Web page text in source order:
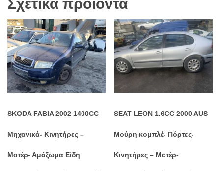
Σχετικά προϊόντα
SKODA FABIA 2002 1400CC
Μηχανικά- Κινητήρες –
Μοτέρ- Αμάξωμα Είδη
SEAT LEON 1.6CC 2000 AUS
Μούρη κομπλέ- Πόρτες-
Κινητήρες – Μοτέρ-